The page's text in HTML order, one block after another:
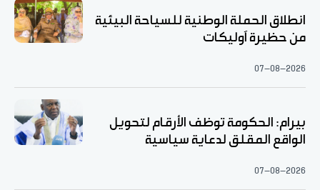
انطلاق الحملة الوطنية للسياحة البيئية
من حظيرة آوليكات
07-08-2026
بيرام: الحكومة توظف الأرقام لتحويل
الواقع المقلق لدعاية سياسية
07-08-2026